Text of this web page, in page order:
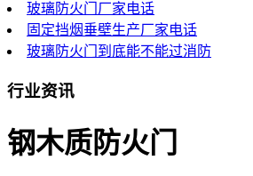
玻璃防火门厂家电话
固定挡烟垂壁生产厂家电话
玻璃防火门到底能不能过消防
行业资讯
钢木质防火门